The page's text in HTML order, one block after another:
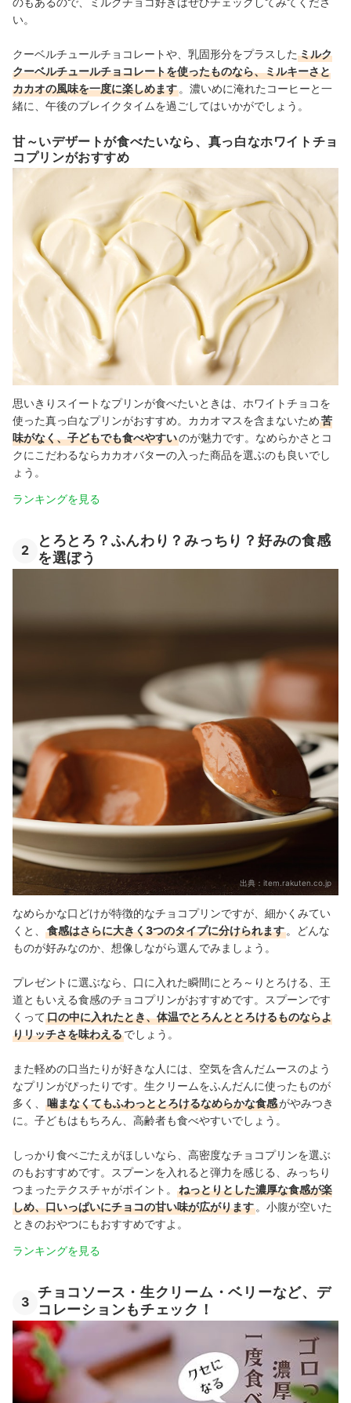
い。
クーベルチュールチョコレートや、乳固形分をプラスした ミルク
クーベルチュールチョコレートを使ったものなら、ミルキーさと
カカオの風味を一度に楽しめます 。濃いめに淹れたコーヒーと一
緒に、午後のブレイクタイムを過ごしてはいかがでしょう。
甘～いデザートが食べたいなら、真っ白なホワイトチョ
コプリンがおすすめ
思いきりスイートなプリンが食べたいときは、ホワイトチョコを
使った真っ白なプリンがおすすめ。カカオマスを含まないため苦
味がなく、子どもでも食べやすいのが魅力です。 なめらかさとコ
クにこだわるならカカオバターの入った商品を選ぶのも良いでし
ょう 。
ランキングを見る
2
とろとろ？ふんわり？みっちり？好みの食感
を選ぼう
出典： item.rakuten.co.jp
なめらかな口どけが特徴的なチョコプリンですが、細かくみてい
くと、
食感はさらに大きく3つのタイプに分けられます 。どんな
ものが好みなのか、想像しながら選んでみましょう。
プレゼントに選ぶなら、口に入れた瞬間にとろ～りとろける、王
道ともいえる食感のチョコプリンがおすすめです。スプーンです
くって口の中に入れたとき、体温でとろんととろけるものならよ
りリッチさを味わえるでしょう。
また軽めの口当たりが好きな人には、空気を含んだムースのよう
なプリンがぴったりです。生クリームをふんだんに使ったものが
多く、
噛まなくてもふわっととろけるなめらかな食感がやみつき
に。子どもはもちろん、高齢者も食べやすいでしょう。
しっかり食べごたえがほしいなら、高密度なチョコプリンを選ぶ
のもおすすめです。スプーンを入れると弾力を感じる、みっちり
つまったテクスチャがポイント。
ねっとりとした濃厚な食感が楽
しめ、口いっぱいにチョコの甘い味が広がります 。小腹が空いた
ときのおやつにもおすすめですよ。
ランキングを見る
3
チョコソース・生クリーム・ベリーなど、デ
コレーションもチェック！